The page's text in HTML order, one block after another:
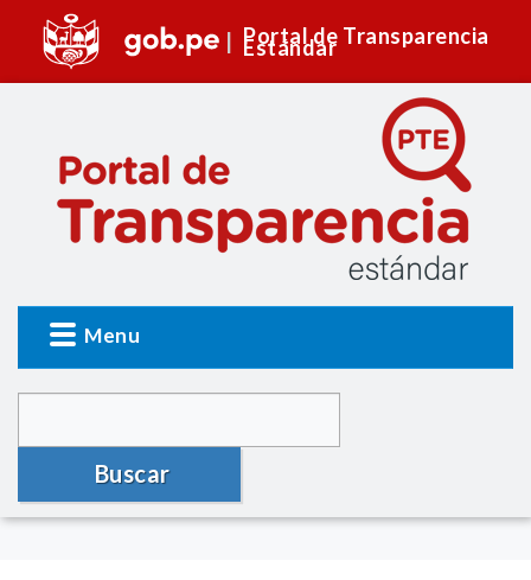
Portal de Transparencia
Estándar
Menu
Buscar